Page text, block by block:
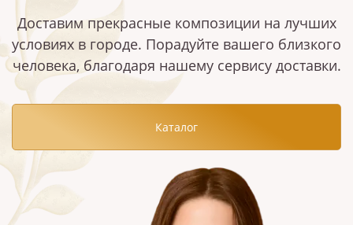
Доставим прекрасные композиции на лучших
условиях в городе. Порадуйте вашего близкого
человека, благодаря нашему сервису доставки.
Каталог